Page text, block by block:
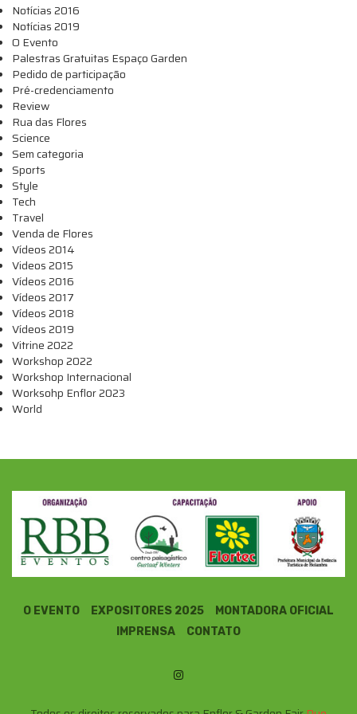
Notícias 2016
Notícias 2019
O Evento
Palestras Gratuitas Espaço Garden
Pedido de participação
Pré-credenciamento
Review
Rua das Flores
Science
Sem categoria
Sports
Style
Tech
Travel
Venda de Flores
Vídeos 2014
Videos 2015
Vídeos 2016
Vídeos 2017
Vídeos 2018
Vídeos 2019
Vitrine 2022
Workshop 2022
Workshop Internacional
Worksohp Enflor 2023
World
O EVENTO EXPOSITORES 2025
MONTADORA OFICIAL
IMPRENSA
CONTATO